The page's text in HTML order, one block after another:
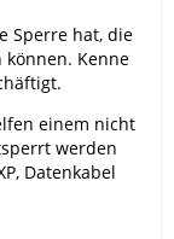
Sperre hat, die
Kenne
einem nicht
werden
Datenkabel